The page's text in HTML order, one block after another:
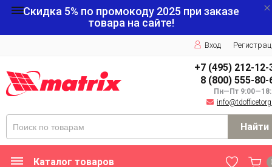
Скидка 5% по промокоду 2025 при заказе
товара на сайте!
Вход
+7 (495) 212-12-
8 (800) 555-80-
Пн—Пт
Найти
Каталог товаров